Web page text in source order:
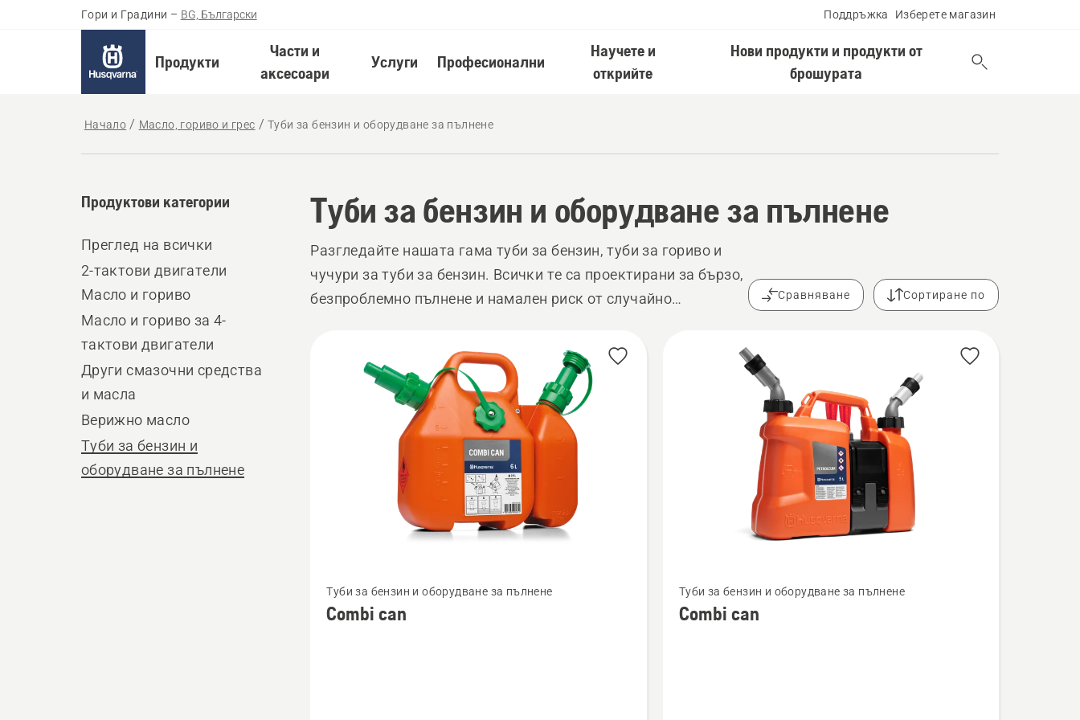
Гори и Градини – BG, Български Поддръжка Изберете магазин
Продукти
Части и
аксесоари
Услуги Професионални
Научете и
открийте
Нови продукти и продукти от
брошурата
Начало Масло, гориво и грес Туби за бензин и оборудване за пълнене
Туби за бензин и оборудване за пълнене
Продуктови категории
Преглед на всички
2-тактови двигатели
Масло и гориво
Масло и гориво за 4-
тактови двигатели
Други смазочни средства
и масла
Верижно масло
Туби за бензин и
оборудване за пълнене
Разгледайте нашата гама туби за бензин, туби за гориво и
чучури за туби за бензин. Всички те са проектирани за бързо,
безпроблемно пълнене и намален риск от случайно
Сравняване Сортиране по
products
повече
подробности
Туби за бензин и оборудване за пълнене
Combi can
повече
подробности
Туби за бензин и оборудване за пълнене
Combi can